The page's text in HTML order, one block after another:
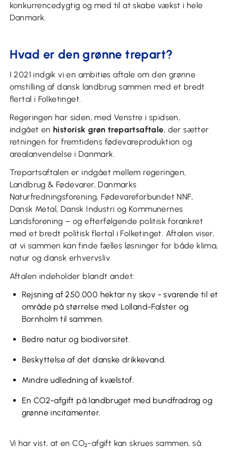
konkurrencedygtig og med til at skabe vækst i hele
Danmark.
Hvad er den grønne trepart?
I 2021 indgik vi en ambitiøs aftale om den grønne
omstilling af dansk landbrug sammen med et bredt
flertal i Folketinget.
Regeringen har siden, med Venstre i spidsen,
indgået en historisk grøn trepartsaftale, der sætter
retningen for fremtidens fødevareproduktion og
arealanvendelse i Danmark.
Trepartsaftalen er indgået mellem regeringen,
Landbrug & Fødevarer, Danmarks
Naturfredningsforening, Fødevareforbundet NNF,
Dansk Metal, Dansk Industri og Kommunernes
Landsforening – og efterfølgende politisk forankret
med et bredt politisk flertal i Folketinget. Aftalen viser,
at vi sammen kan finde fælles løsninger for både klima,
natur og dansk erhvervsliv.
Aftalen indeholder blandt andet:
Rejsning af 250.000 hektar ny skov - svarende til et
område på størrelse med Lolland-Falster og
Bornholm til sammen.
Bedre natur og biodiversitet.
Beskyttelse af det danske drikkevand.
Mindre udledning af kvælstof.
En CO2-afgift på landbruget med bundfradrag og
grønne incitamenter.
Vi har vist, at en CO₂-afgift kan skrues sammen, så